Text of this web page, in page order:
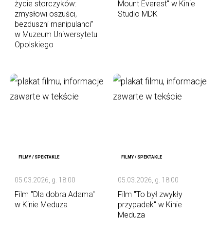
życie storczyków:
zmysłowi oszuści,
bezduszni manipulanci”
w Muzeum Uniwersytetu
Opolskiego
Mount Everest" w Kinie
Studio MDK
FILMY / SPEKTAKLE
05.03.2026, g. 18:00
Film "Dla dobra Adama"
w Kinie Meduza
FILMY / SPEKTAKLE
05.03.2026, g. 18:00
Film "To był zwykły
przypadek" w Kinie
Meduza